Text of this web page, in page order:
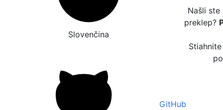
Slovenčina
Našli
preklep?
GitHub